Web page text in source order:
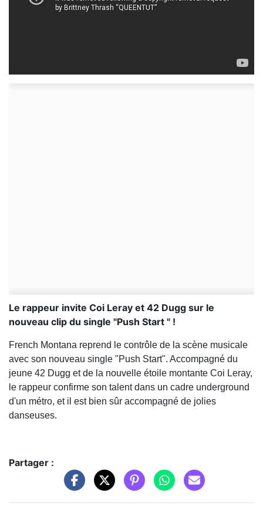
Le rappeur invite Coi Leray et 42 Dugg sur le
nouveau clip du single "Push Start " !
French Montana reprend le contrôle de la scène musicale
avec son nouveau single "Push Start". Accompagné du
jeune 42 Dugg et de la nouvelle étoile montante Coi Leray,
le rappeur confirme son talent dans un cadre underground
d'un métro, et il est bien sûr accompagné de jolies
danseuses.
Partager :